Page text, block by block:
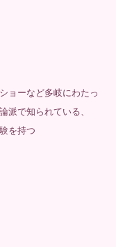
ョーなど多岐にわたっ
派で知られている、
を持つ